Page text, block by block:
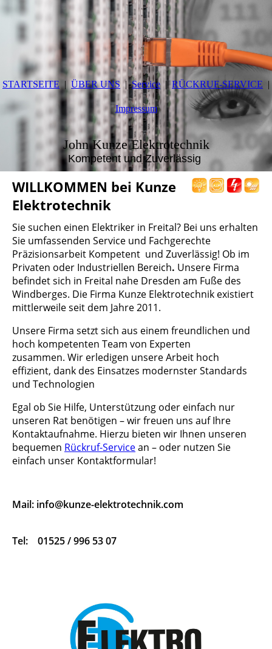
STARTSEITE ÜBER UNS Service RÜCKRUF-SERVICE
Impressum
John Kunze Elektrotechnik
Kompetent und Zuverlässig
WILLKOMMEN bei Kunze
Elektrotechnik
Sie suchen einen Elektriker in Freital? Bei uns erhalten
Sie umfassenden Service und Fachgerechte
Präzisionsarbeit Kompetent und Zuverlässig! Ob im
Privaten oder Industriellen Bereich. Unsere Firma
befindet sich in Freital nahe Dresden am Fuße des
Windberges. Die Firma Kunze Elektrotechnik existiert
mittlerweile seit dem Jahre 2011.
Unsere Firma setzt sich aus einem freundlichen und
hoch kompetenten Team von Experten
zusammen. Wir erledigen unsere Arbeit hoch
effizient, dank des Einsatzes modernster Standards
und Technologien
Egal ob Sie Hilfe, Unterstützung oder einfach nur
unseren Rat benötigen – wir freuen uns auf Ihre
Kontaktaufnahme. Hierzu bieten wir Ihnen unseren
bequemen Rückruf-Servicean – oder nutzen Sie
einfach unser Kontaktformular!
Mail: info@kunze-elektrotechnik.com
Tel: 01525 / 996 53 07